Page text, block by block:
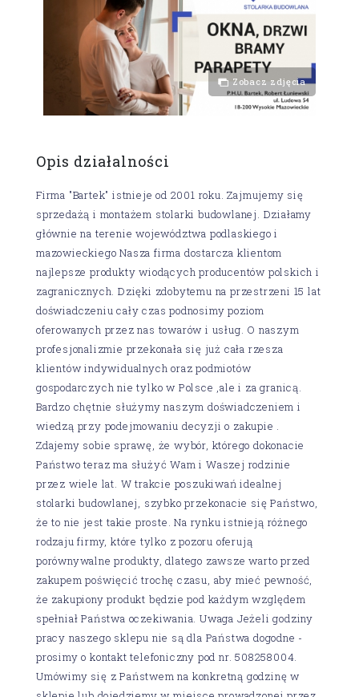
Zobacz zdjęcia
Opis działalności
Firma "Bartek" istnieje od 2001 roku. Zajmujemy się
sprzedażą i montażem stolarki budowlanej. Działamy
głównie na terenie województwa podlaskiego i
mazowieckiego Nasza firma dostarcza klientom
najlepsze produkty wiodących producentów polskich i
zagranicznych. Dzięki zdobytemu na przestrzeni 15 lat
doświadczeniu cały czas podnosimy poziom
oferowanych przez nas towarów i usług. O naszym
profesjonalizmie przekonała się już cała rzesza
klientów indywidualnych oraz podmiotów
gospodarczych nie tylko w Polsce ,ale i za granicą.
Bardzo chętnie służymy naszym doświadczeniem i
wiedzą przy podejmowaniu decyzji o zakupie .
Zdajemy sobie sprawę, że wybór, którego dokonacie
Państwo teraz ma służyć Wam i Waszej rodzinie
przez wiele lat. W trakcie poszukiwań idealnej
stolarki budowlanej, szybko przekonacie się Państwo,
że to nie jest takie proste. Na rynku istnieją różnego
rodzaju firmy, które tylko z pozoru oferują
porównywalne produkty, dlatego zawsze warto przed
zakupem poświęcić trochę czasu, aby mieć pewność,
że zakupiony produkt będzie pod każdym względem
spełniał Państwa oczekiwania. Uwaga Jeżeli godziny
pracy naszego sklepu nie są dla Państwa dogodne -
prosimy o kontakt telefoniczny pod nr. 508258004.
Umówimy się z Państwem na konkretną godzinę w